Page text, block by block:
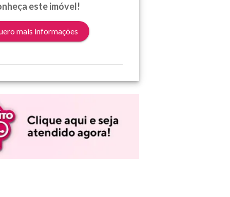
este imóvel!
mais informações